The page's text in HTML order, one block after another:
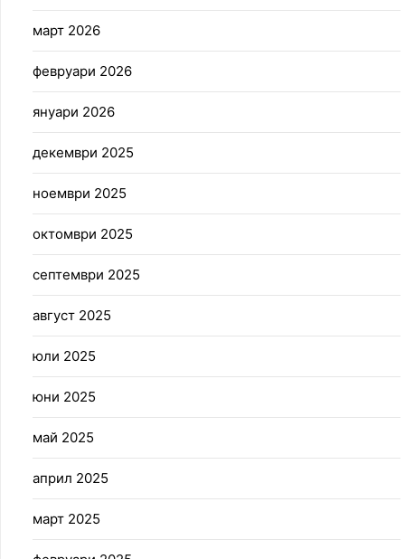
март 2026
февруари 2026
януари 2026
декември 2025
ноември 2025
октомври 2025
септември 2025
август 2025
юли 2025
юни 2025
май 2025
април 2025
март 2025